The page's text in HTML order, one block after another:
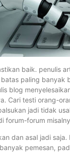
baik. penulis
paling
blog
Cari testi orang-
jadi tidak
forum-forum
dan asal jadi
pemesan,